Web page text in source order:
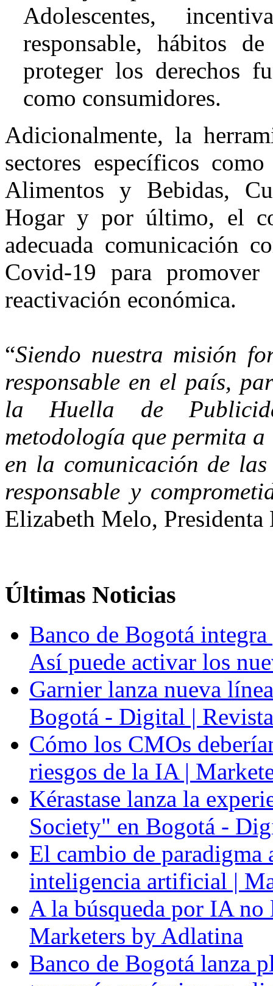
Adolescentes,
responsable, hábitos
proteger los derechos
como consumidores.
Adicionalmente, la
sectores específicos
Alimentos y Bebidas,
Hogar y por último, el
adecuada comunicación
Covid-19 para
reactivación económica.
“Siendo nuestra misión
responsable en el país,
la Huella de
metodología que permita
en la comunicación de
responsable y
Elizabeth Melo,
Últimas Noticias
Banco de Bogotá
Así puede activar los
Garnier lanza nueva
Bogotá - Digital |
Cómo los CMOs
riesgos de la IA |
Kérastase lanza la
Society" en Bogotá -
El cambio de paradigma
inteligencia artificial |
A la búsqueda por IA
Marketers by Adlatina
Banco de Bogotá lanza